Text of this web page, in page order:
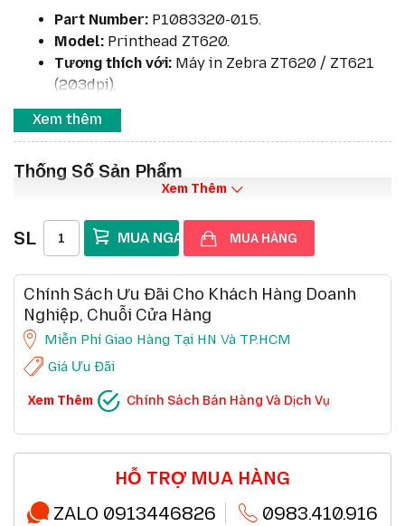
Part Number: P1083320-015.
Model: Printhead ZT620.
Tương thích với: Máy in Zebra ZT620 / ZT621
(203dpi).
Độ phân giải:
tốc độ và chất lượng in.
Bảo hành:6 tháng hoặc 1 triệu inch in, tùy điều
kiện nào đến trước (theo chính sách Zebra).
trong môi trường công nghiệp nặng.
Xem thêm
Thống Số Sản Phẩm
Xem Thêm
SL MUA HÀNG
Chính Sách Ưu Đãi Cho Khách Hàng Doanh
Nghiệp, Chuỗi Cửa Hàng
Miễn Phí Giao Hàng Tại HN Và TP.HCM
Giá Ưu Đãi
CHÍNH SÁCH BÁN HÀNG VÀ DỊCH VỤ
Ưu đãi khách hàng doanh nghiệp cả FDI Chi tiết
Đổi mới sản phẩm trong 7 ngày đầu (*) Chi tiết
Mua online - giao hàng nhanh chóng (*) Chi tiết
Chất lượng sản phẩm chính hãng CO,CQ (*)
Thanh toán chuyển khoản QRcode (*)
Xem Thêm Chính Sách Bán Hàng Và Dịch Vụ
HỖ TRỢ MUA HÀNG
ZALO 0913446826
0983.410.916